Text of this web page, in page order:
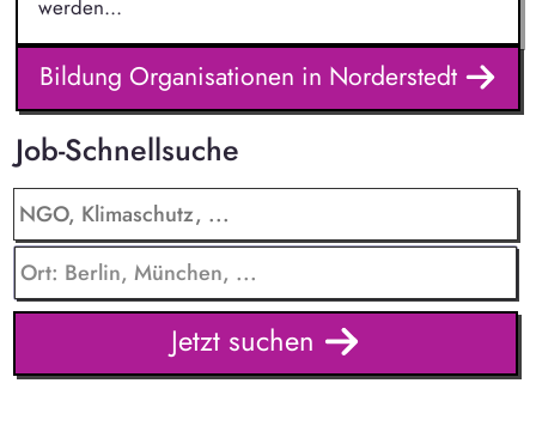
werden...
Bildung Organisationen in Norderstedt
Job-Schnellsuche
Jetzt suchen